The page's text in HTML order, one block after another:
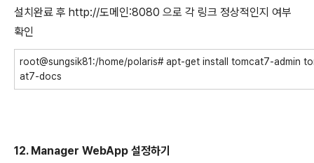
설치완료 후 http://도메인:8080 으로 각 링크 정상적인지 여부
확인
root@sungsik81:/home/polaris# apt-get install tomcat7-admin
at7-docs
12. Manager WebApp 설정하기